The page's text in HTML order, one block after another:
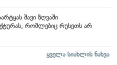
შავი ზღვაში
რომლებიც რუსეთს არ
ყველა სიახლის ნახვა